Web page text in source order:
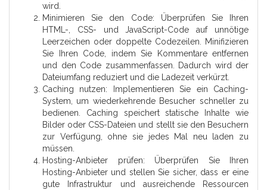
wird.
Minimieren Sie den Code: Überprüfen Sie Ihren
HTML-, CSS- und JavaScript-Code auf unnötige
Leerzeichen oder doppelte Codezeilen. Minifizieren
Sie Ihren Code, indem Sie Kommentare entfernen
und den Code zusammenfassen. Dadurch wird der
Dateiumfang reduziert und die Ladezeit verkürzt.
Caching nutzen: Implementieren Sie ein Caching-
System, um wiederkehrende Besucher schneller zu
bedienen. Caching speichert statische Inhalte wie
Bilder oder CSS-Dateien und stellt sie den Besuchern
zur Verfügung, ohne sie jedes Mal neu laden zu
müssen.
Hosting-Anbieter prüfen: Überprüfen Sie Ihren
Hosting-Anbieter und stellen Sie sicher, dass er eine
gute Infrastruktur und ausreichende Ressourcen